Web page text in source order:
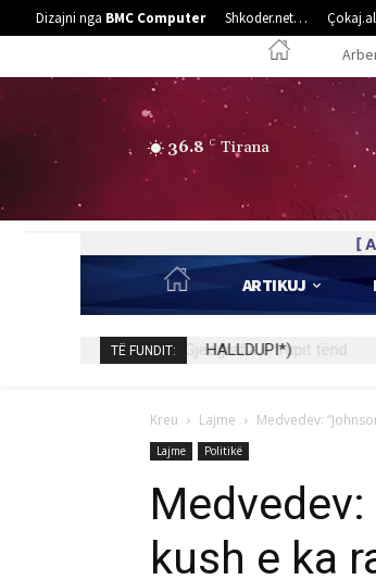
Dizajni nga BMC Computer Shkoder.net… Çokaj.al
36.8 C Tirana
[
ARTIKUJ
TË FUNDIT: HALLDUPI*)
Kreu Lajme Medvedev:
Lajme Politikë
kush e ka